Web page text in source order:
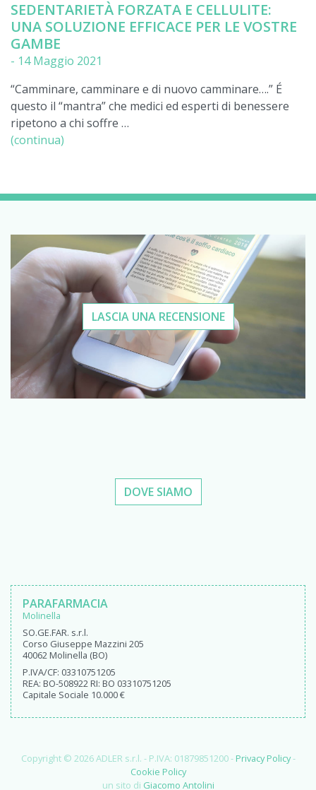
SEDENTARIETÀ FORZATA E CELLULITE:
UNA SOLUZIONE EFFICACE PER LE VOSTRE
GAMBE
- 14 Maggio 2021
“Camminare, camminare e di nuovo camminare….” É
questo il “mantra” che medici ed esperti di benessere
ripetono a chi soffre …
(continua)
LASCIA UNA RECENSIONE
DOVE SIAMO
PARAFARMACIA
Molinella
SO.GE.FAR. s.r.l.
Corso Giuseppe Mazzini 205
40062 Molinella (BO)
P.IVA/CF: 03310751205
REA: BO-508922 RI: BO 03310751205
Capitale Sociale 10.000 €
Copyright © 2026 ADLER s.r.l. - P.IVA: 01879851200 - Privacy Policy-
Cookie Policy
un sito di Giacomo Antolini